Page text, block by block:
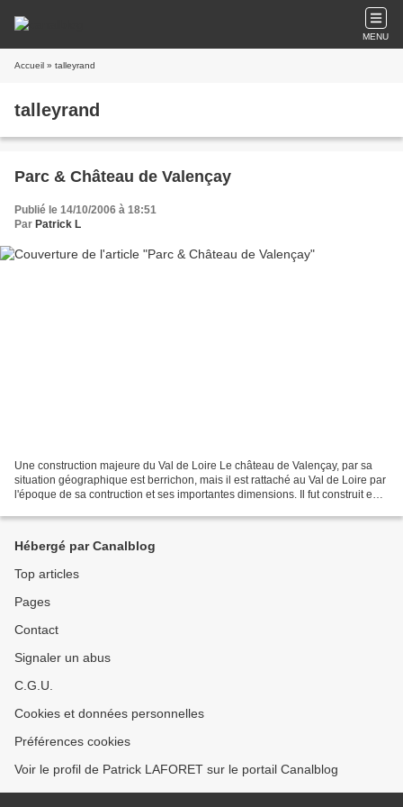
MENU
Accueil » talleyrand
talleyrand
Parc & Château de Valençay
Publié le 14/10/2006 à 18:51
Par Patrick L
Une construction majeure du Val de Loire Le château de Valençay, par sa
situation géographique est berrichon, mais il est rattaché au Val de Loire par
l'époque de sa contruction et ses importantes dimensions. Il fut construit en
Hébergé par Canalblog
Top articles
Pages
Contact
Signaler un abus
C.G.U.
Cookies et données personnelles
Préférences cookies
Voir le profil de Patrick LAFORET sur le portail Canalblog